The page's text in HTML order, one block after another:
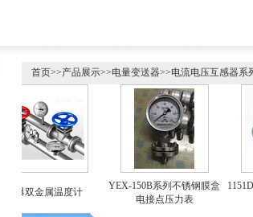
首页>>产品展示>>电量变送器>>电流电压互感器系
隔爆双金属温度计
YEX-150B系列不锈钢膜盒
电接点压力表